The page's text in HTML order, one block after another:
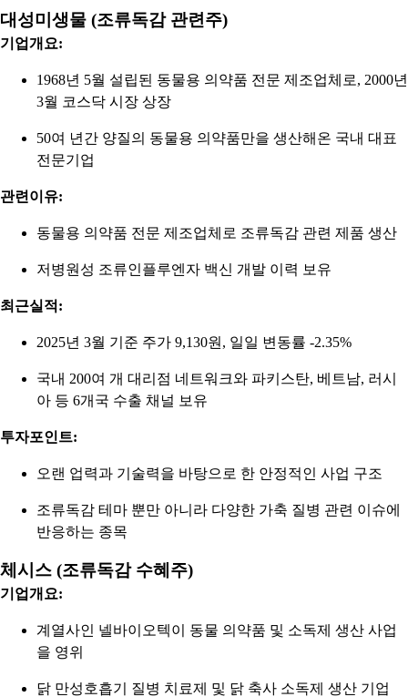
대성미생물 (조류독감 관련주)
기업개요:
1968년 5월 설립된 동물용 의약품 전문 제조업체로, 2000년
3월 코스닥 시장 상장
50여 년간 양질의 동물용 의약품만을 생산해온 국내 대표
전문기업
관련이유:
동물용 의약품 전문 제조업체로 조류독감 관련 제품 생산
저병원성 조류인플루엔자 백신 개발 이력 보유
최근실적:
2025년 3월 기준 주가 9,130원, 일일 변동률 -2.35%
국내 200여 개 대리점 네트워크와 파키스탄, 베트남, 러시
아 등 6개국 수출 채널 보유
투자포인트:
오랜 업력과 기술력을 바탕으로 한 안정적인 사업 구조
조류독감 테마 뿐만 아니라 다양한 가축 질병 관련 이슈에
반응하는 종목
체시스 (조류독감 수혜주)
기업개요:
계열사인 넬바이오텍이 동물 의약품 및 소독제 생산 사업
을 영위
닭 만성호흡기 질병 치료제 및 닭 축사 소독제 생산 기업